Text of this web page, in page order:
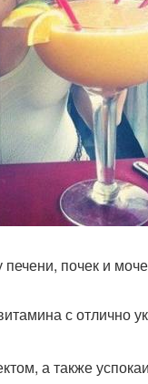
почек и
с отлично
а также